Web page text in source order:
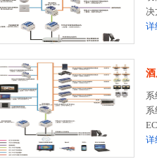
决
详
系
系
详